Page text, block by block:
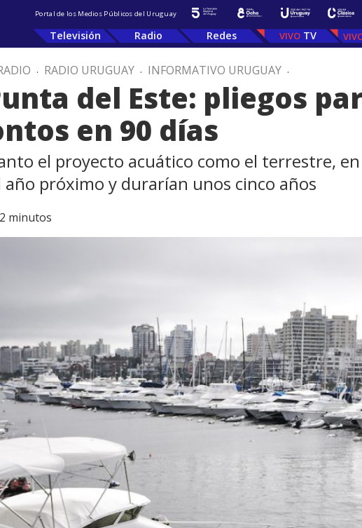
Portal de los Medios Públicos del Uruguay
Televisión Radio Redes TV
. RADIO URUGUAY . INFORMATIVO URUGUAY .
del Este: pliegos
en 90 días
el proyecto acuático como el terrestre,
próximo y durarían unos cinco años
2 minutos